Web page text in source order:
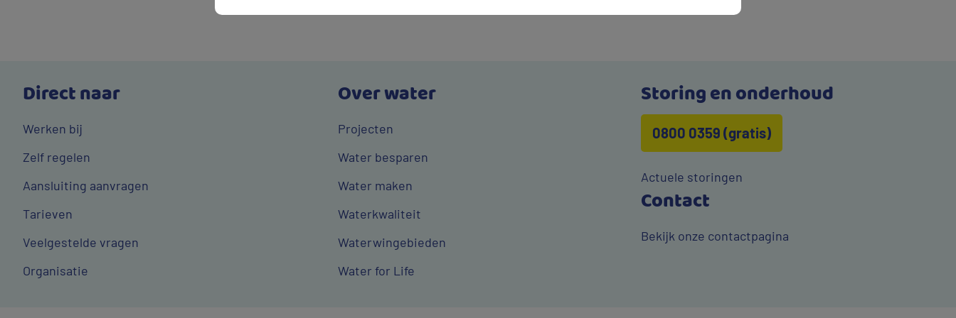
Direct naar
Werken bij
Zelf regelen
Aansluiting aanvragen
Tarieven
Veelgestelde vragen
Organisatie
Over water
Projecten
Water besparen
Water maken
Waterkwaliteit
Waterwingebieden
Water for Life
Storing en onderhoud
0800 0359 (gratis)
Actuele storingen
Contact
Bekijk onze contactpagina